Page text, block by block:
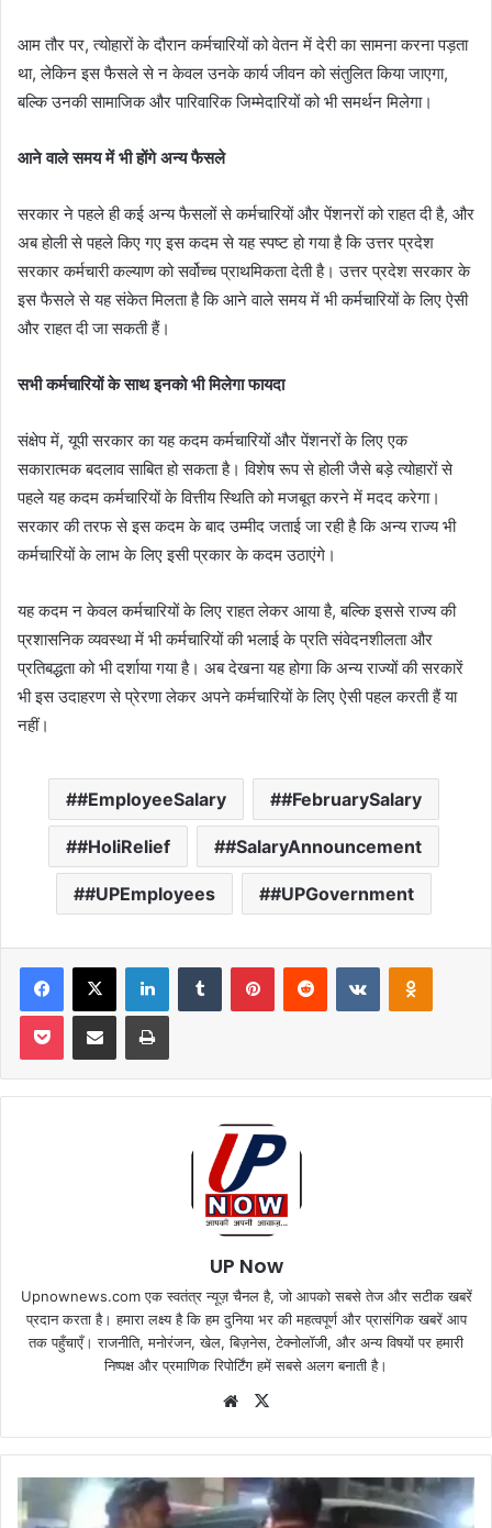
आम तौर पर, त्योहारों के दौरान कर्मचारियों को वेतन में देरी का सामना करना पड़ता
था, लेकिन इस फैसले से न केवल उनके कार्य जीवन को संतुलित किया जाएगा,
बल्कि उनकी सामाजिक और पारिवारिक जिम्मेदारियों को भी समर्थन मिलेगा।
आने वाले समय में भी होंगे अन्य फैसले
सरकार ने पहले ही कई अन्य फैसलों से कर्मचारियों और पेंशनरों को राहत दी है, और
अब होली से पहले किए गए इस कदम से यह स्पष्ट हो गया है कि उत्तर प्रदेश
सरकार कर्मचारी कल्याण को सर्वोच्च प्राथमिकता देती है। उत्तर प्रदेश सरकार के
इस फैसले से यह संकेत मिलता है कि आने वाले समय में भी कर्मचारियों के लिए ऐसी
और राहत दी जा सकती हैं।
सभी कर्मचारियों के साथ इनको भी मिलेगा फायदा
संक्षेप में, यूपी सरकार का यह कदम कर्मचारियों और पेंशनरों के लिए एक
सकारात्मक बदलाव साबित हो सकता है। विशेष रूप से होली जैसे बड़े त्योहारों से
पहले यह कदम कर्मचारियों के वित्तीय स्थिति को मजबूत करने में मदद करेगा।
सरकार की तरफ से इस कदम के बाद उम्मीद जताई जा रही है कि अन्य राज्य भी
कर्मचारियों के लाभ के लिए इसी प्रकार के कदम उठाएंगे।
यह कदम न केवल कर्मचारियों के लिए राहत लेकर आया है, बल्कि इससे राज्य की
प्रशासनिक व्यवस्था में भी कर्मचारियों की भलाई के प्रति संवेदनशीलता और
प्रतिबद्धता को भी दर्शाया गया है। अब देखना यह होगा कि अन्य राज्यों की सरकारें
भी इस उदाहरण से प्रेरणा लेकर अपने कर्मचारियों के लिए ऐसी पहल करती हैं या
नहीं।
#EmployeeSalary #FebruarySalary
#HoliRelief #SalaryAnnouncement
#UPEmployees #UPGovernment
Facebook
X LinkedInTumblr PinterestReddit VKontakte
Pocket Share via Email Print
UP Now
Upnownews.com एक स्वतंत्र न्यूज़ चैनल है, जो आपको सबसे तेज और सटीक खबरें
प्रदान करता है। हमारा लक्ष्य है कि हम दुनिया भर की महत्वपूर्ण और प्रासंगिक खबरें आप
तक पहुँचाएँ। राजनीति, मनोरंजन, खेल, बिज़नेस, टेक्नोलॉजी, और अन्य विषयों पर हमारी
निष्पक्ष और प्रमाणिक रिपोर्टिंग हमें सबसे अलग बनाती है।
Website